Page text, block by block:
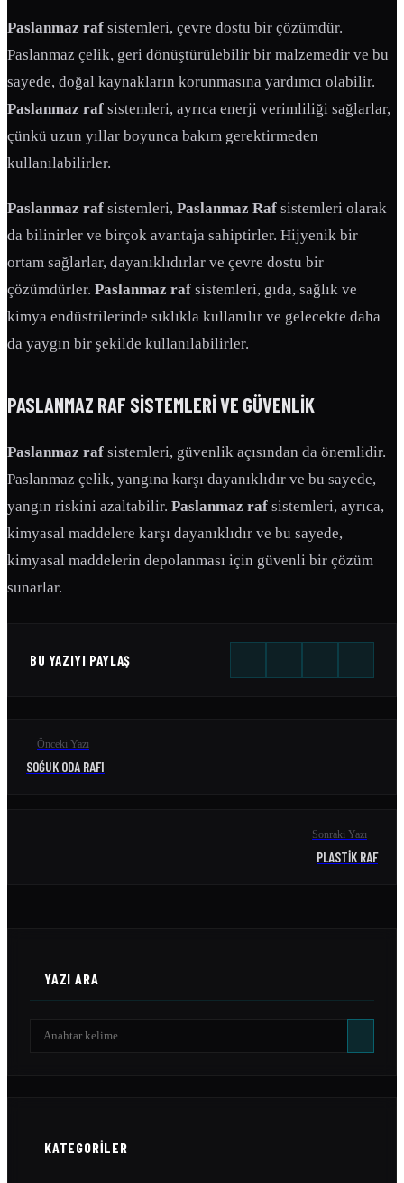
Paslanmaz raf sistemleri, çevre dostu bir çözümdür.
Paslanmaz çelik, geri dönüştürülebilir bir malzemedir ve bu
sayede, doğal kaynakların korunmasına yardımcı olabilir.
Paslanmaz raf sistemleri, ayrıca enerji verimliliği sağlarlar,
çünkü uzun yıllar boyunca bakım gerektirmeden
kullanılabilirler.
Paslanmaz raf sistemleri, Paslanmaz Raf sistemleri olarak
da bilinirler ve birçok avantaja sahiptirler. Hijyenik bir
ortam sağlarlar, dayanıklıdırlar ve çevre dostu bir
çözümdürler. Paslanmaz raf sistemleri, gıda, sağlık ve
kimya endüstrilerinde sıklıkla kullanılır ve gelecekte daha
da yaygın bir şekilde kullanılabilirler.
PASLANMAZ RAF SISTEMLERI VE GÜVENLIK
Paslanmaz raf sistemleri, güvenlik açısından da önemlidir.
Paslanmaz çelik, yangına karşı dayanıklıdır ve bu sayede,
yangın riskini azaltabilir. Paslanmaz raf sistemleri, ayrıca,
kimyasal maddelere karşı dayanıklıdır ve bu sayede,
kimyasal maddelerin depolanması için güvenli bir çözüm
sunarlar.
BU YAZIYI PAYLAŞ
Önceki Yazı
SOĞUK ODA RAFI
Sonraki Yazı
PLASTIK RAF
YAZI ARA
KATEGORILER